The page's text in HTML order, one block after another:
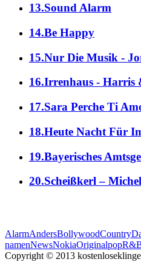
13.Sound Alarm
14.Be Happy
15.Nur Die Musik -
16.Irrenhaus - Harris
17.Sara Perche Ti
18.Heute Nacht Für
19.Bayerisches
20.Scheißkerl –
AlarmAndersBollywoodCountry
namenNewsNokiaOriginalpop
Copyright © 2013